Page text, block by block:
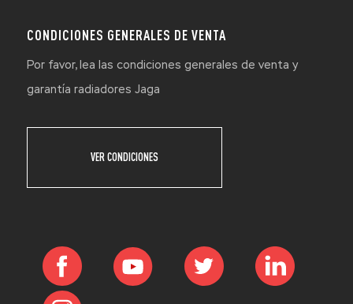
CONDICIONES GENERALES DE VENTA
Por favor, lea las condiciones generales de venta y
garantía radiadores Jaga
VER CONDICIONES